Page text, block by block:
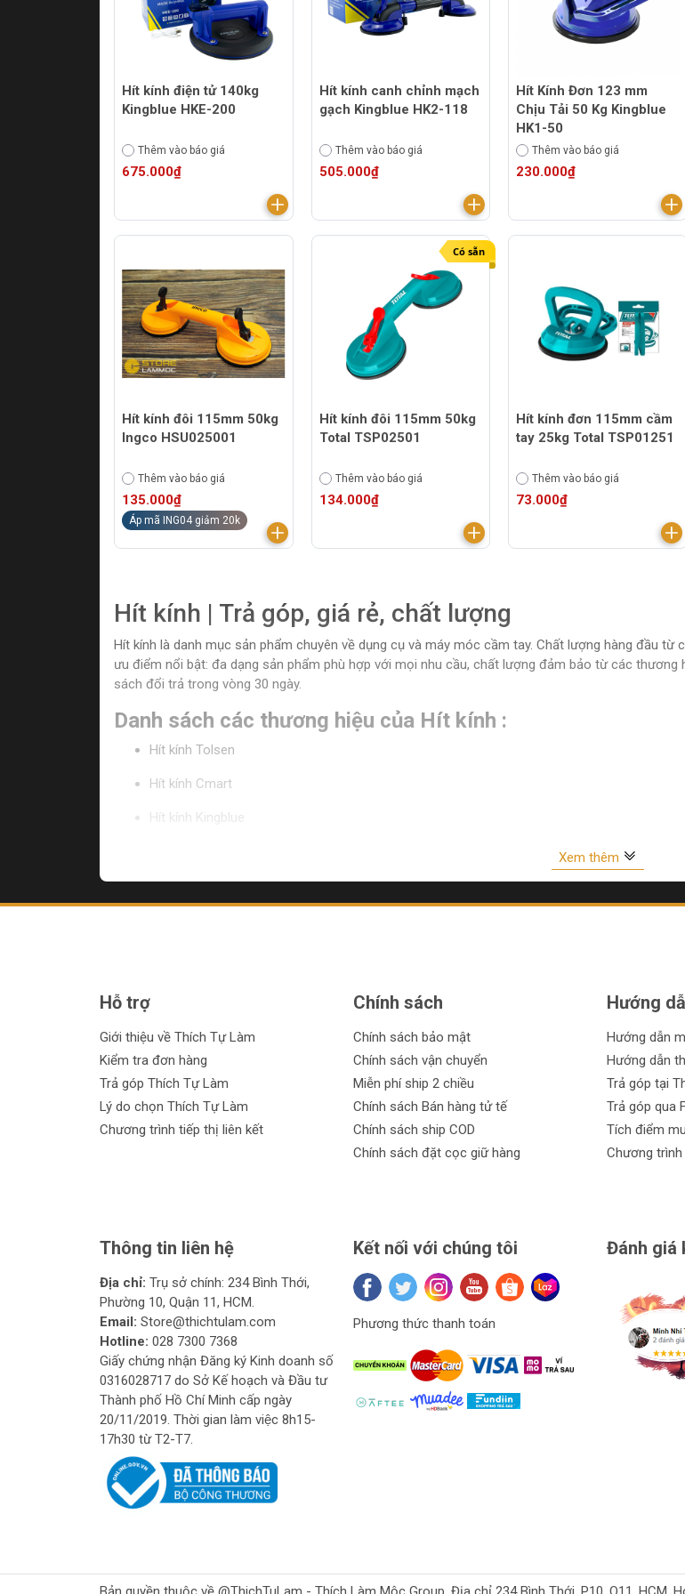
Hít kính điện tử 140kg
Kingblue HKE-200
Thêm vào báo giá
675.000₫
Hít kính canh chỉnh mạch
gạch Kingblue HK2-118
Thêm vào báo giá
505.000₫
Hít Kính Đơn 123 mm
Chịu Tải 50 Kg Kingblue
HK1-50
Thêm vào báo giá
230.000₫
Hít kính đôi 115mm 50kg
Ingco HSU025001
Thêm vào báo giá
135.000₫
Áp mã ING04 giảm 20k
Có sẵn
Hít kính đôi 115mm 50kg
Total TSP02501
Thêm vào báo giá
134.000₫
Hít kính đơn 115mm cầm
tay 25kg Total TSP01251
Thêm vào báo giá
73.000₫
Hít kính | Trả góp, giá rẻ, chất lượng
Hít kính là danh mục sản phẩm chuyên về dụng cụ và máy móc cầm tay. Chất lượng hàng đầu từ
ưu điểm nổi bật: đa dạng sản phẩm phù hợp với mọi nhu cầu, chất lượng đảm bảo từ các
sách đổi trả trong vòng 30 ngày.
Danh sách các thương hiệu của Hít kính :
Hít kính Tolsen
Hít kính Cmart
Hít kính Kingblue
Ưu điểm của danh mục Hít kính:
Chính sách đổi trả trong vòng 30 ngày: Nếu có bất kỳ vấn đề gì với sản phẩm, bạn có thể
Cam kết từ Thích Tự Làm:
Chúng tôi cam kết mang đến cho bạn những sản phẩm Hít kính chính hãng, giá rẻ, đa dạng, hỗ
Hãy nhanh tay tham gia để sở hữu các dụng cụ và máy móc cầm tay chất lượng từ danh mục Hít
Xem thêm
Hỗ trợ
Giới thiệu về Thích Tự Làm
Kiểm tra đơn hàng
Trả góp Thích Tự Làm
Lý do chọn Thích Tự Làm
Chương trình tiếp thị liên kết
Chính sách
Chính sách bảo mật
Chính sách vận chuyển
Miễn phí ship 2 chiều
Chính sách Bán hàng tử tế
Chính sách ship COD
Chính sách đặt cọc giữ hàng
Hướng
Hướng dẫn
Hướng dẫn
Trả góp tại
Trả góp qua
Tích điểm
Chương trình
Thông tin liên hệ
Địa chỉ: Trụ sở chính: 234 Bình Thới,
Phường 10, Quận 11, HCM.
Email: Store@thichtulam.com
Hotline: 028 7300 7368
Giấy chứng nhận Đăng ký Kinh doanh số
0316028717 do Sở Kế hoạch và Đầu tư
Thành phố Hồ Chí Minh cấp ngày
20/11/2019. Thời gian làm việc 8h15-
17h30 từ T2-T7.
Kết nối với chúng tôi
Phương thức thanh toán
Đánh giá